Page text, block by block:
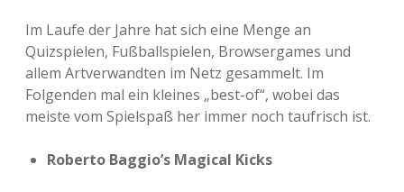
Im Laufe der Jahre hat sich eine Menge an
Quizspielen, Fußballspielen, Browsergames und
allem Artverwandten im Netz gesammelt. Im
Folgenden mal ein kleines „best-of“, wobei das
meiste vom Spielspaß her immer noch taufrisch ist.
Roberto Baggio’s Magical Kicks